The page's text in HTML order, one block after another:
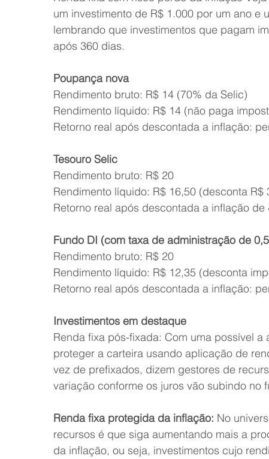
um investimento de R$ 1.000 por um ano e
lembrando que investimentos que pagam
após 360 dias.
Poupança nova
Rendimento bruto: R$ 14 (70% da Selic)
Rendimento líquido: R$ 14 (não paga
Retorno real após descontada a inflação:
Tesouro Selic
Rendimento bruto: R$ 20
Rendimento líquido: R$ 16,50 (desconta R$
Retorno real após descontada a inflação
Fundo DI (com taxa de administração de
Rendimento bruto: R$ 20
Rendimento líquido: R$ 12,35 (desconta
Retorno real após descontada a inflação:
Investimentos em destaque
Renda fixa pós-fixada: Com uma possível
proteger a carteira usando aplicação de
vez de prefixados, dizem gestores de
variação conforme os juros vão subindo no
Renda fixa protegida da inflação: No
recursos é que siga aumentando mais a
da inflação, ou seja, investimentos cujo